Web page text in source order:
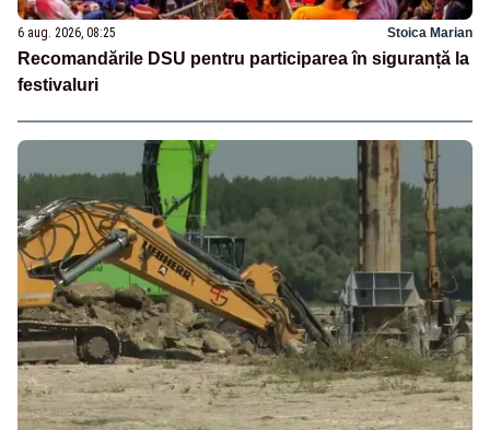
6 aug. 2026, 08:25 Stoica Marian
Recomandările DSU pentru participarea în siguranță la
festivaluri